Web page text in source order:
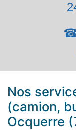
☎
Nos
(camion,
Ocquerre